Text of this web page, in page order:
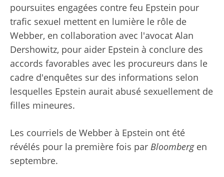
poursuites engagées contre feu Epstein pour
trafic sexuel mettent en lumière le rôle de
Webber, en collaboration avec l'avocat Alan
Dershowitz, pour aider Epstein à conclure des
accords favorables avec les procureurs dans le
cadre d'enquêtes sur des informations selon
lesquelles Epstein aurait abusé sexuellement de
filles mineures.
Les courriels de Webber à Epstein ont été
révélés pour la première fois par Bloomberg en
septembre.